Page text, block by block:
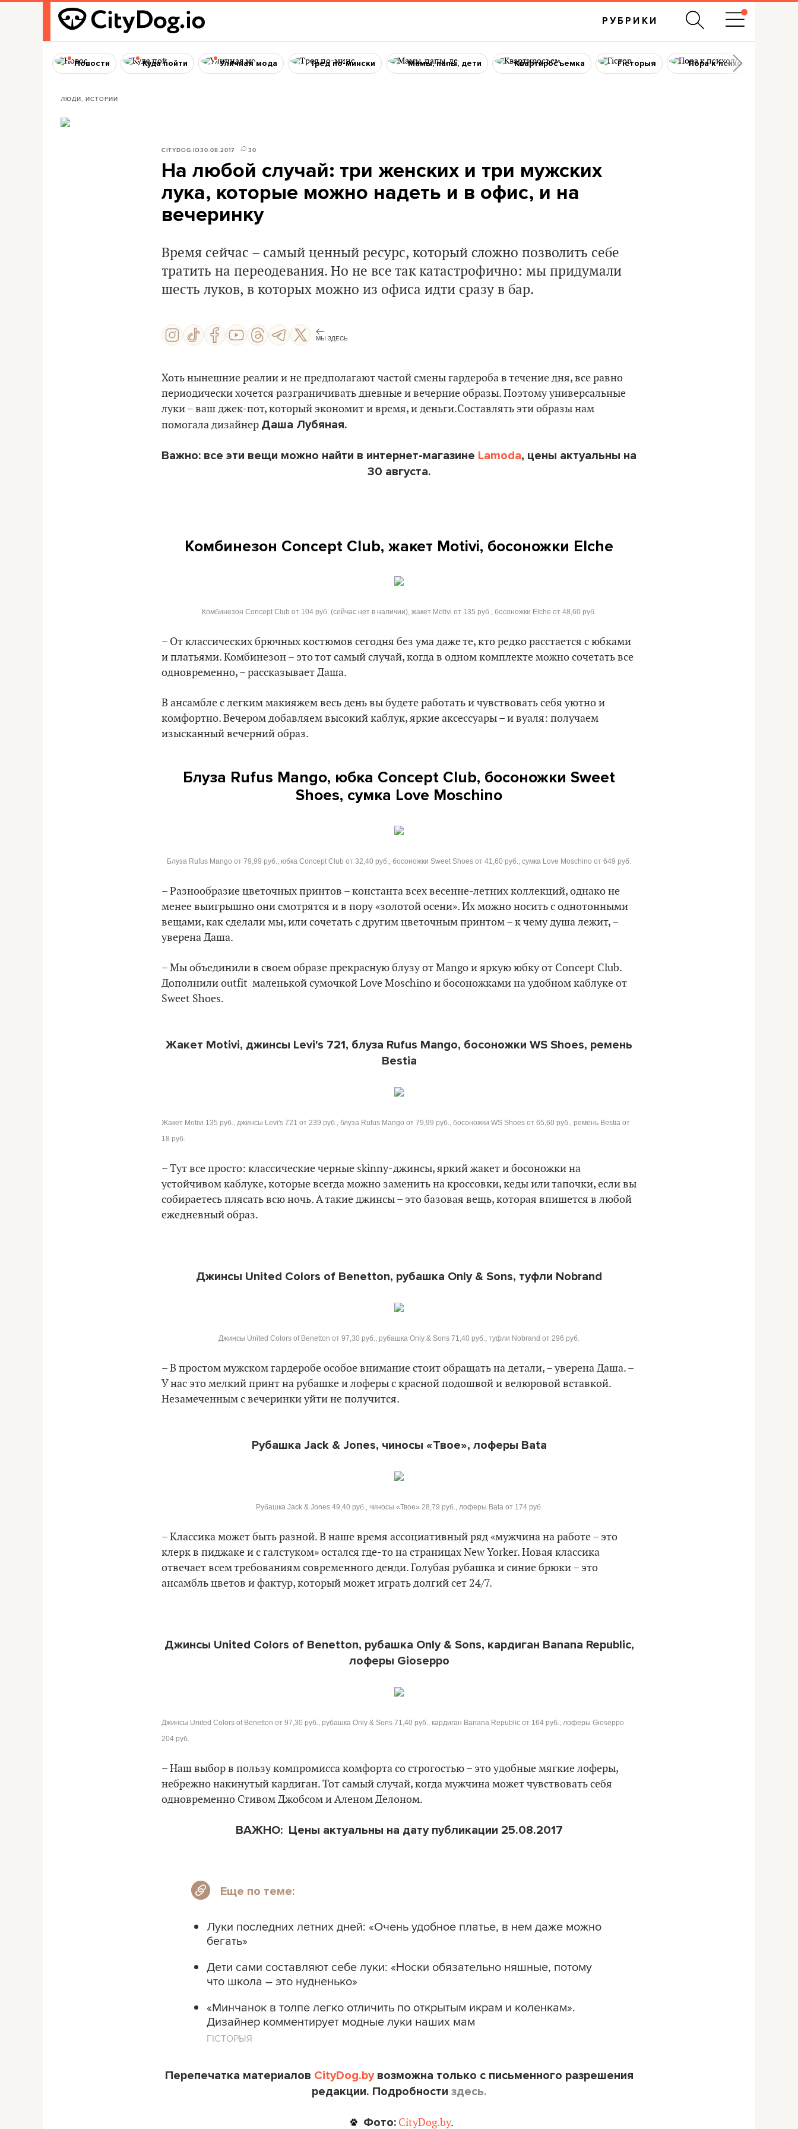
РУБРИКИ
Новости Куда пойти Уличная мода Тред по-мински Мамы, папы, дети Квартиросъемка Гісторыя Пора к психологу
ЛЮДИ, ИСТОРИИ
CITYDOG.IO30.08.2017 30
На любой случай: три женских и три мужских
лука, которые можно надеть и в офис, и на
вечеринку
Время сейчас – самый ценный ресурс, который сложно позволить себе
тратить на переодевания. Но не все так катастрофично: мы придумали
шесть луков, в которых можно из офиса идти сразу в бар.
МЫ ЗДЕСЬ
Хоть нынешние реалии и не предполагают частой смены гардероба в течение дня, все равно
периодически хочется разграничивать дневные и вечерние образы. Поэтому универсальные
луки – ваш джек-пот, который экономит и время, и деньги.Составлять эти образы нам
помогала дизайнер Даша Лубяная.
Важно: все эти вещи можно найти в интернет-магазине Lamoda, цены актуальны на
30 августа.
Комбинезон Concept Club, жакет Motivi, босоножки Elche
Комбинезон Concept Club от 104 руб. (сейчас нет в наличии), жакет Motivi от 135 руб., босоножки Elche от 48,60 руб.
– От классических брючных костюмов сегодня без ума даже те, кто редко расстается с юбками
и платьями. Комбинезон – это тот самый случай, когда в одном комплекте можно сочетать все
одновременно, – рассказывает Даша.
В ансамбле с легким макияжем весь день вы будете работать и чувствовать себя уютно и
комфортно. Вечером добавляем высокий каблук, яркие аксессуары – и вуаля: получаем
изысканный вечерний образ.
Блуза Rufus Mango, юбка Concept Club, босоножки Sweet
Shoes, сумка Love Moschino
Блуза Rufus Mango от 79,99 руб., юбка Concept Club от 32,40 руб., босоножки Sweet Shoes от 41,60 руб., сумка Love Moschino от 649 руб.
– Разнообразие цветочных принтов – константа всех весенне-летних коллекций, однако не
менее выигрышно они смотрятся и в пору «золотой осени». Их можно носить с однотонными
вещами, как сделали мы, или сочетать с другим цветочным принтом – к чему душа лежит, –
уверена Даша.
– Мы объединили в своем образе прекрасную блузу от Mango и яркую юбку от Concept Club.
Дополнили outfit маленькой сумочкой Love Moschino и босоножками на удобном каблуке от
Sweet Shoes.
Жакет Motivi, джинсы Levi's 721, блуза Rufus Mango, босоножки WS Shoes, ремень
Bestia
Жакет Motivi 135 руб., джинсы Levi's 721 от 239 руб., блуза Rufus Mango от 79,99 руб., босоножки WS Shoes от 65,60 руб., ремень Bestia от
18 руб.
– Тут все просто: классические черные skinny-джинсы, яркий жакет и босоножки на
устойчивом каблуке, которые всегда можно заменить на кроссовки, кеды или тапочки, если вы
собираетесь плясать всю ночь. А такие джинсы – это базовая вещь, которая впишется в любой
ежедневный образ.
Джинсы United Colors of Benetton, рубашка Only & Sons, туфли Nobrand
Джинсы United Colors of Benetton от 97,30 руб., рубашка Only & Sons 71,40 руб., туфли Nobrand от 296 руб.
– В простом мужском гардеробе особое внимание стоит обращать на детали, – уверена Даша. –
У нас это мелкий принт на рубашке и лоферы с красной подошвой и велюровой вставкой.
Незамеченным с вечеринки уйти не получится.
Рубашка Jack & Jones, чиносы «Твое», лоферы Bata
Рубашка Jack & Jones 49,40 руб., чиносы «Твое» 28,79 руб., лоферы Bata от 174 руб.
– Классика может быть разной. В наше время ассоциативный ряд «мужчина на работе – это
клерк в пиджаке и с галстуком» остался где-то на страницах New Yorker. Новая классика
отвечает всем требованиям современного денди. Голубая рубашка и синие брюки – это
ансамбль цветов и фактур, который может играть долгий сет 24/7.
Джинсы United Colors of Benetton, рубашка Only & Sons, кардиган Banana Republic,
лоферы Gioseppo
Джинсы United Colors of Benetton от 97,30 руб., рубашка Only & Sons 71,40 руб., кардиган Banana Republic от 164 руб., лоферы Gioseppo
204 руб.
– Наш выбор в пользу компромисса комфорта со строгостью – это удобные мягкие лоферы,
небрежно накинутый кардиган. Тот самый случай, когда мужчина может чувствовать себя
одновременно Стивом Джобсом и Аленом Делоном.
ВАЖНО: Цены актуальны на дату публикации 25.08.2017
Еще по теме:
Луки последних летних дней: «Очень удобное платье, в нем даже можно
бегать»
Дети сами составляют себе луки: «Носки обязательно няшные, потому
что школа – это нудненько»
«Минчанок в толпе легко отличить по открытым икрам и коленкам».
Дизайнер комментирует модные луки наших мам
ГІСТОРЫЯ
Перепечатка материалов CityDog.byвозможна только с письменного разрешения
редакции. Подробности здесь.
Фото: CityDog.by.